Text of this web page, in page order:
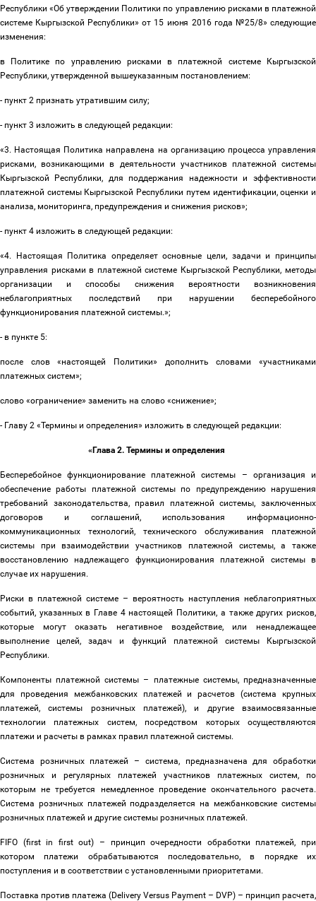
Республики «Об утверждении Политики по управлению рисками в платежной
системе Кыргызской Республики» от 15 июня 2016 года №25/8» следующие
изменения:
в Политике по управлению рисками в платежной системе Кыргызской
Республики, утвержденной вышеуказанным постановлением:
- пункт 2 признать утратившим силу;
- пункт 3 изложить в следующей редакции:
«3. Настоящая Политика направлена на организацию процесса управления
рисками, возникающими в деятельности участников платежной системы
Кыргызской Республики, для поддержания надежности и эффективности
платежной системы Кыргызской Республики путем идентификации, оценки и
анализа, мониторинга, предупреждения и снижения рисков»;
- пункт 4 изложить в следующей редакции:
«4. Настоящая Политика определяет основные цели, задачи и принципы
управления рисками в платежной системе Кыргызской Республики, методы
организации и способы снижения вероятности возникновения
неблагоприятных последствий при нарушении бесперебойного
функционирования платежной системы.»;
- в пункте 5:
после слов «настоящей Политики» дополнить словами «участниками
платежных систем»;
слово «ограничение» заменить на слово «снижение»;
- Главу 2 «Термины и определения» изложить в следующей редакции:
«Глава 2. Термины и определения
Бесперебойное функционирование платежной системы – организация и
обеспечение работы платежной системы по предупреждению нарушения
требований законодательства, правил платежной системы, заключенных
договоров и соглашений, использования информационно-
коммуникационных технологий, технического обслуживания платежной
системы при взаимодействии участников платежной системы, а также
восстановлению надлежащего функционирования платежной системы в
случае их нарушения.
Риски в платежной системе – вероятность наступления неблагоприятных
событий, указанных в Главе 4 настоящей Политики, а также других рисков,
которые могут оказать негативное воздействие, или ненадлежащее
выполнение целей, задач и функций платежной системы Кыргызской
Республики.
Компоненты платежной системы –
платежные системы, предназначенные
для проведения межбанковских платежей и расчетов (система крупных
платежей, системы розничных платежей), и другие взаимосвязанные
технологии платежных систем, посредством которых осуществляются
платежи и расчеты в рамках правил платежной системы.
Система розничных платежей – система, предназначена для обработки
розничных и регулярных платежей участников платежных систем, по
которым не требуется немедленное проведение окончательного расчета.
Система розничных платежей подразделяется на межбанковские системы
розничных платежей и другие системы розничных платежей.
FIFO (first in first out) – принцип очередности обработки платежей, при
котором платежи обрабатываются последовательно, в порядке их
поступления и в соответствии с установленными приоритетами.
Поставка против платежа (Delivery Versus Payment – DVP) – принцип расчета,